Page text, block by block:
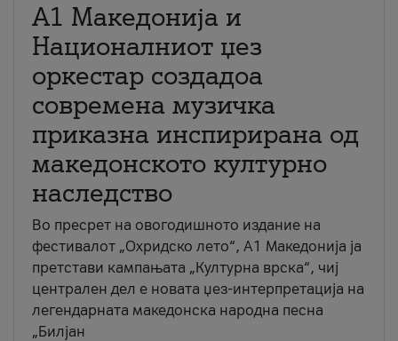
А1 Македонија и
Националниот џез
оркестар создадоа
современа музичка
приказна инспирирана од
македонското културно
наследство
Во пресрет на овогодишното издание на
фестивалот „Охридско лето“, А1 Македонија ја
претстави кампањата „Културна врска“, чиј
централен дел е новата џез-интерпретација на
легендарната македонска народна песна
„Билјан